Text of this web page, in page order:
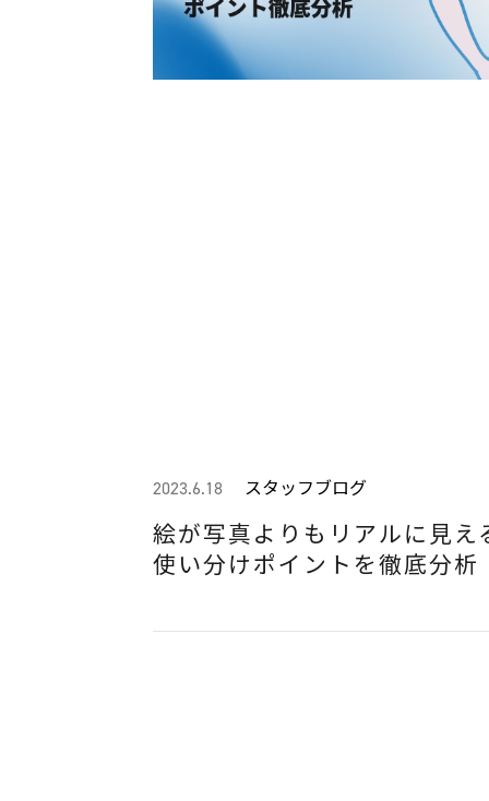
2023.6.18 スタッフブログ
絵が写真よりもリアルに見
使い分けポイントを徹底分析